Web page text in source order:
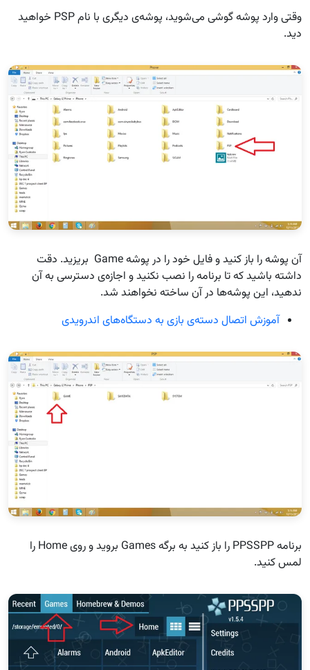
وقتی وارد پوشه گوشی می‌شوید، پوشه‌ی دیگری با نام PSP خواهید
دید.
آن پوشه را باز کنید و فایل خود را در پوشه Game بریزید. دقت
داشته باشید که تا برنامه را نصب نکنید و اجازه‌ی دسترسی به آن
ندهید، این پوشه‌ها در آن ساخته نخواهند شد.
آموزش اتصال دسته‌ی بازی به دستگاه‌های اندرویدی
برنامه PPSSPP را باز کنید به برگه Games بروید و روی Home را
لمس کنید.